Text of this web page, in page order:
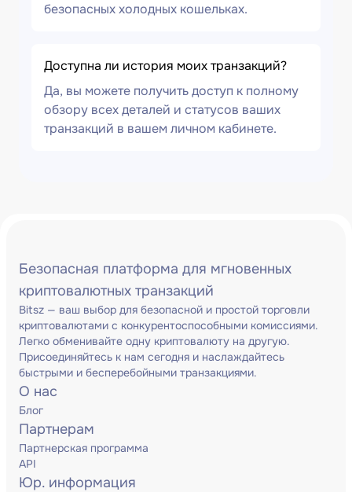
безопасных холодных кошельках.
Доступна ли история моих транзакций?
Да, вы можете получить доступ к полному
обзору всех деталей и статусов ваших
транзакций в вашем личном кабинете.
Безопасная платформа для мгновенных
криптовалютных транзакций
Bitsz — ваш выбор для безопасной и простой торговли
криптовалютами с конкурентоспособными комиссиями.
Легко обменивайте одну криптовалюту на другую.
Присоединяйтесь к нам сегодня и наслаждайтесь
быстрыми и бесперебойными транзакциями.
О нас
Блог
Партнерам
Партнерская программа
API
Юр. информация